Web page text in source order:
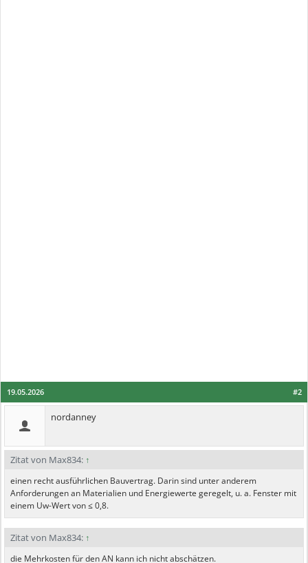
#2
19.05.2026
nordanney
Zitat von Max834: ↑
einen recht ausführlichen Bauvertrag. Darin sind unter anderem
Anforderungen an Materialien und Energiewerte geregelt, u. a. Fenster mit
einem Uw-Wert von ≤ 0,8.
Zitat von Max834: ↑
die Mehrkosten für den AN kann ich nicht abschätzen.